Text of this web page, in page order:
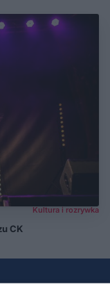
Kultura i rozrywka
CK